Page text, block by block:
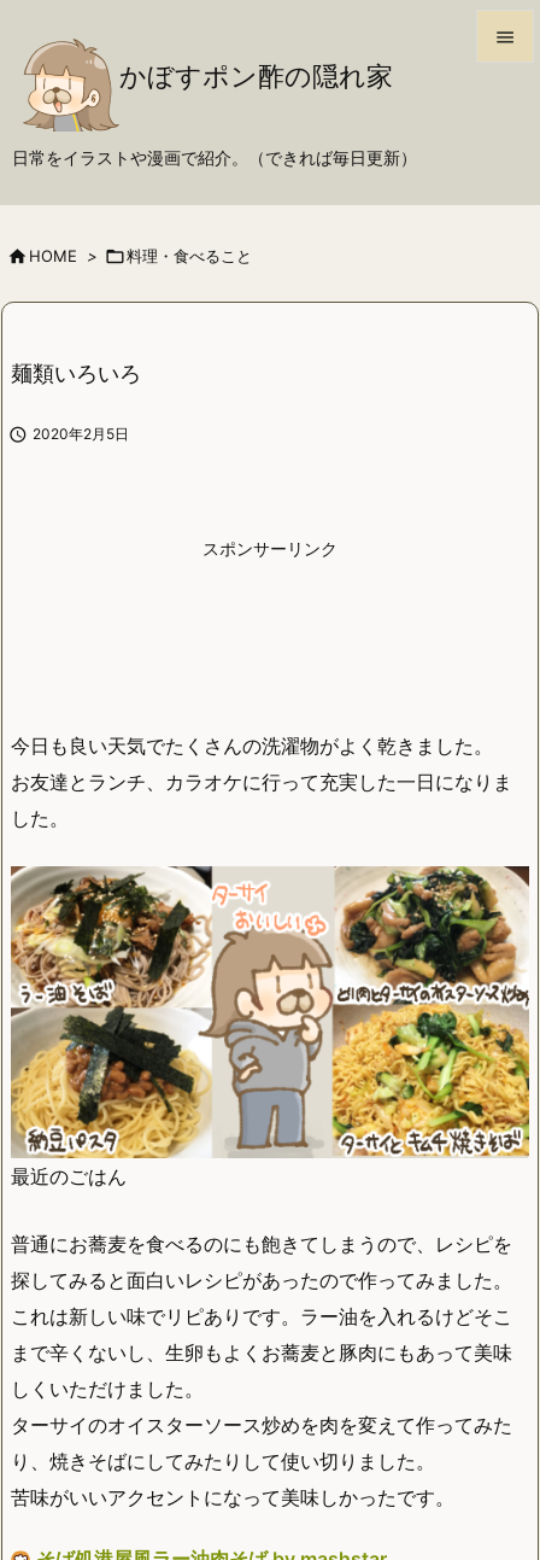
かぼすポン酢の隠れ家
日常をイラストや漫画で紹介。（できれば毎日更新）


 HOME > 料理・食べること
麺類いろいろ
 2020年2月5日
スポンサーリンク
今日も良い天気でたくさんの洗濯物がよく乾きました。
お友達とランチ、カラオケに行って充実した一日になりま
した。
最近のごはん
普通にお蕎麦を食べるのにも飽きてしまうので、レシピを
探してみると面白いレシピがあったので作ってみました。
これは新しい味でリピありです。ラー油を入れるけどそこ
まで辛くないし、生卵もよくお蕎麦と豚肉にもあって美味
しくいただけました。
ターサイのオイスターソース炒めを肉を変えて作ってみた
り、焼きそばにしてみたりして使い切りました。
苦味がいいアクセントになって美味しかったです。